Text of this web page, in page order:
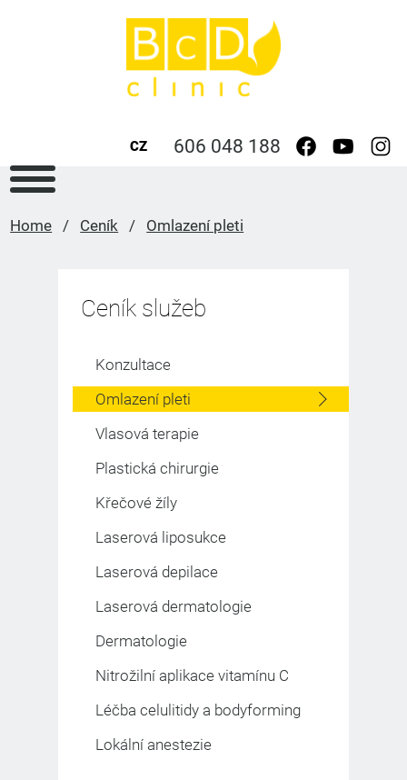
CZ 606 048 188
Home / Ceník / Omlazení pleti
Ceník služeb
Konzultace
Omlazení pleti
Vlasová terapie
Plastická chirurgie
Křečové žíly
Laserová liposukce
Laserová depilace
Laserová dermatologie
Dermatologie
Nitrožilní aplikace vitamínu C
Léčba celulitidy a bodyforming
Lokální anestezie